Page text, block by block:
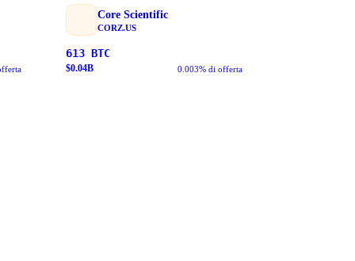
Core Scientific
CORZ.US
613 BTC
$0.04B 0.003% di offerta